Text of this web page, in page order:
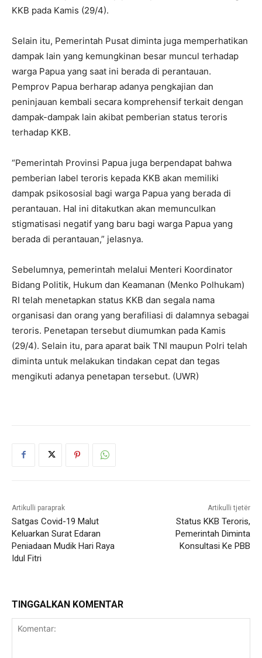
KKB pada Kamis (29/4).
Selain itu, Pemerintah Pusat diminta juga memperhatikan
dampak lain yang kemungkinan besar muncul terhadap
warga Papua yang saat ini berada di perantauan.
Pemprov Papua berharap adanya pengkajian dan
peninjauan kembali secara komprehensif terkait dengan
dampak-dampak lain akibat pemberian status teroris
terhadap KKB.
“Pemerintah Provinsi Papua juga berpendapat bahwa
pemberian label teroris kepada KKB akan memiliki
dampak psikososial bagi warga Papua yang berada di
perantauan. Hal ini ditakutkan akan memunculkan
stigmatisasi negatif yang baru bagi warga Papua yang
berada di perantauan,” jelasnya.
Sebelumnya, pemerintah melalui Menteri Koordinator
Bidang Politik, Hukum dan Keamanan (Menko Polhukam)
RI telah menetapkan status KKB dan segala nama
organisasi dan orang yang berafiliasi di dalamnya sebagai
teroris. Penetapan tersebut diumumkan pada Kamis
(29/4). Selain itu, para aparat baik TNI maupun Polri telah
diminta untuk melakukan tindakan cepat dan tegas
mengikuti adanya penetapan tersebut. (UWR)
Artikulli paraprak
Satgas Covid-19 Malut
Keluarkan Surat Edaran
Peniadaan Mudik Hari Raya
Idul Fitri
Artikulli tjetër
Status KKB Teroris,
Pemerintah Diminta
Konsultasi Ke PBB
TINGGALKAN KOMENTAR